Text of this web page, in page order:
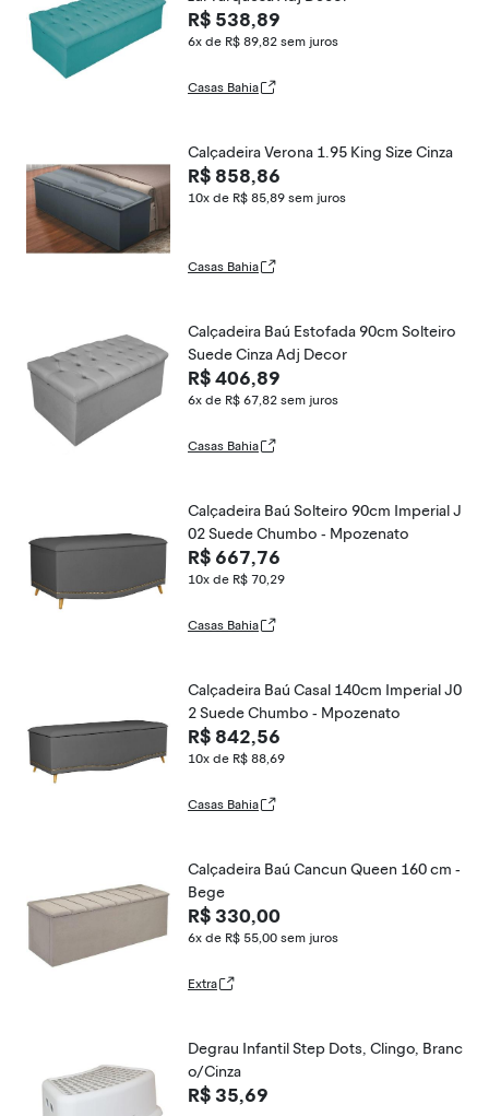
R$ 538,89
6x de R$ 89,82 sem juros
Casas Bahia
Calçadeira Verona 1.95 King Size Cinza
R$ 858,86
10x de R$ 85,89 sem juros
Casas Bahia
Calçadeira Baú Estofada 90cm Solteiro
Suede Cinza Adj Decor
R$ 406,89
6x de R$ 67,82 sem juros
Casas Bahia
Calçadeira Baú Solteiro 90cm Imperial J
02 Suede Chumbo - Mpozenato
R$ 667,76
10x de R$ 70,29
Casas Bahia
Calçadeira Baú Casal 140cm Imperial J0
2 Suede Chumbo - Mpozenato
R$ 842,56
10x de R$ 88,69
Casas Bahia
Calçadeira Baú Cancun Queen 160 cm -
Bege
R$ 330,00
6x de R$ 55,00 sem juros
Extra
Degrau Infantil Step Dots, Clingo, Branc
o/Cinza
R$ 35,69